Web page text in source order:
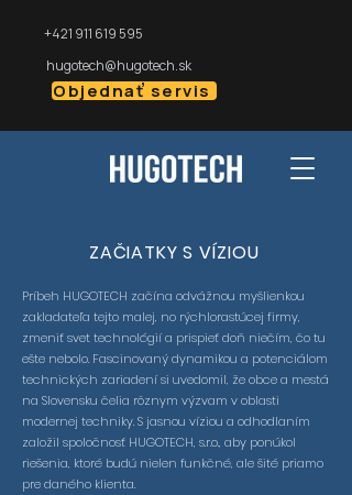
+421 911 619 595
hugotech@hugotech.sk
Objednať servis
ZAČIATKY S VÍZIOU
Príbeh HUGOTECH začína odvážnou myšlienkou
zakladateľa tejto malej, no rýchlorastúcej firmy,
zmeniť svet technológií a prispieť doň niečím, čo tu
ešte nebolo. Fascinovaný dynamikou a potenciálom
technických zariadení si uvedomil, že obce a mestá
na Slovensku čelia rôznym výzvam v oblasti
modernej techniky. S jasnou víziou a odhodlaním
založil spoločnosť HUGOTECH, s.r.o., aby ponúkol
riešenia, ktoré budú nielen funkčné, ale šité priamo
pre daného klienta.